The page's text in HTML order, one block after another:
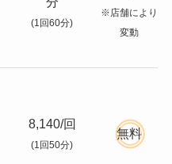
(1回60分)
※店舗により
変動
8,140/回
(1回50分)
無料